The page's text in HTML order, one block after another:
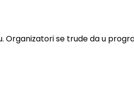
Organizatori se trude da u